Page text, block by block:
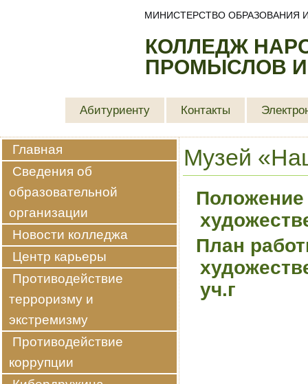
КОЛЛЕДЖ
ПРОМЫСЛОВ
МИНИСТЕРСТВО ОБРАЗОВАНИЯ
Абитуриенту Контакты
Главная
Сведения об
образовательной
организации
Новости колледжа
Центр карьеры
Противодействие
терроризму и
экстремизму
Противодействие
коррупции
Музей
План
уч.г